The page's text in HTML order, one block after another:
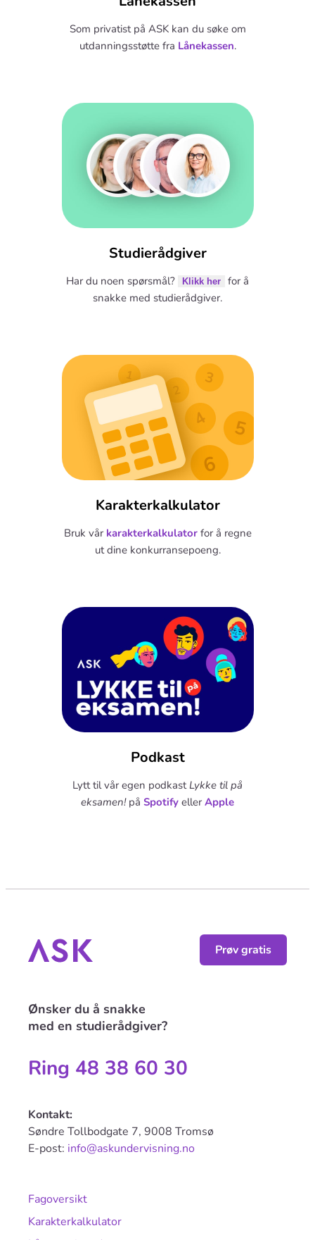
Som privatist på ASK kan du søke om
utdanningsstøtte fra Lånekassen.
Studierådgiver
Har du noen spørsmål? Klikk her
for å
snakke med studierådgiver.
Karakterkalkulator
Bruk vår karakterkalkulatorfor å regne
ut dine konkurransepoeng.
Podkast
Lytt til vår egen podkast Lykke til på
eksamen!på Spotify eller Apple
Fagoversikt
Karakterkalkulator
Ønsker du å snakke
med en studierådgiver?
Ring 48 38 60 30
Kontakt:
Søndre Tollbodgate 7, 9008 Tromsø
E-post: info@askundervisning.no
Prøv gratis